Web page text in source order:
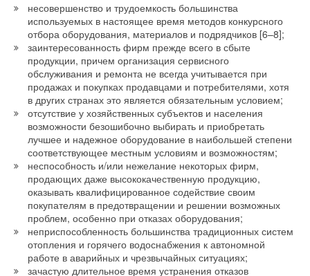
несовершенство и трудоемкость большинства
используемых в настоящее время методов конкурсного
отбора оборудования, материалов и подрядчиков [6–8];
заинтересованность фирм прежде всего в сбыте
продукции, причем организация сервисного
обслуживания и ремонта не всегда учитывается при
продажах и покупках продавцами и потребителями, хотя
в других странах это является обязательным условием;
отсутствие у хозяйственных субъектов и населения
возможности безошибочно выбирать и приобретать
лучшее и надежное оборудование в наибольшей степени
соответствующее местным условиям и возможностям;
неспособность и/или нежелание некоторых фирм,
продающих даже высококачественную продукцию,
оказывать квалифицированное содействие своим
покупателям в предотвращении и решении возможных
проблем, особенно при отказах оборудования;
неприспособленность большинства традиционных систем
отопления и горячего водоснабжения к автономной
работе в аварийных и чрезвычайных ситуациях;
зачастую длительное время устранения отказов